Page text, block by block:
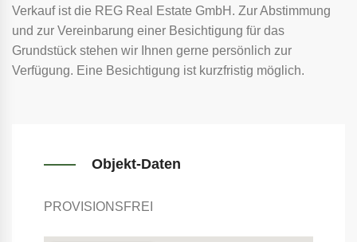
Verkauf ist die REG Real Estate GmbH. Zur Abstimmung
und zur Vereinbarung einer Besichtigung für das
Grundstück stehen wir Ihnen gerne persönlich zur
Verfügung. Eine Besichtigung ist kurzfristig möglich.
Objekt-Daten
PROVISIONSFREI